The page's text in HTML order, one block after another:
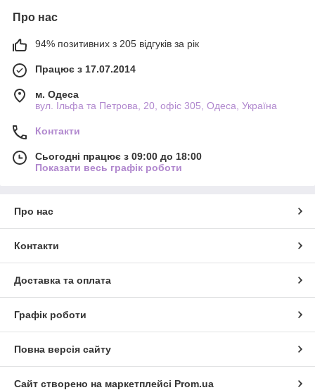
Про нас
94% позитивних з 205 відгуків за рік
Працює з 17.07.2014
м. Одеса
вул. Ільфа та Петрова, 20, офіс 305, Одеса, Україна
Контакти
Сьогодні працює з 09:00 до 18:00
Показати весь графік роботи
Про нас
Контакти
Доставка та оплата
Графік роботи
Повна версія сайту
Сайт створено на маркетплейсі Prom.ua